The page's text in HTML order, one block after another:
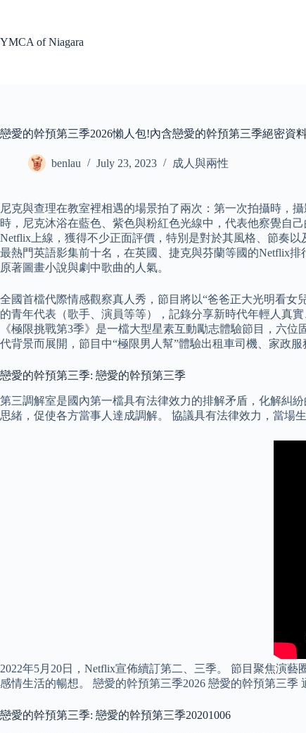
YMCA of Niagara
戀愛的幹預第三季2026懶人包!內含戀愛的幹預第三季絕密資
benlau July 23, 2023 成人與兩性
尼克與查理在教室裡相遇的場景拍了兩次：第一次拍攝時，
時，尼克沐浴在藍色、紫色與粉紅色光線中，代表他察覺自
Netflix上線，獲得不少正面評價，特別是對於其風格、節奏
最熱門英語影集前十名，在英國、捷克與芬蘭等國的Netflix
原著圖畫小說與劇中歌曲的人氣。
全國首檔代際情感觀察真人秀，節目將以“爸爸正大光明看
的青年代表（歌手、演員等等），記錄分享新時代年輕人真
《極限挑戰第3季》是一檔大型星素互動勵志體驗節目，六
代背景而展開，節目中“極限男人幫”體驗出租車司機、家政
戀愛的幹預第三季: 戀愛的幹預第三季
第三調解室是國內第一檔具有法律效力的排解矛盾，化解糾
思緒，促使各方當事人達成調解。 協議具有法律效力，當場
2022年5月20日，Netflix宣佈續訂第二、三季。 節目聚焦演
感情生活的暢想。 戀愛的幹預第三季2026 戀愛的幹預第三
戀愛的幹預第三季: 戀愛的幹預第三季20201006